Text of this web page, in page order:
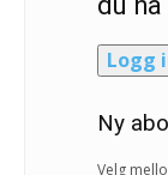
Logg
Ny
Velg